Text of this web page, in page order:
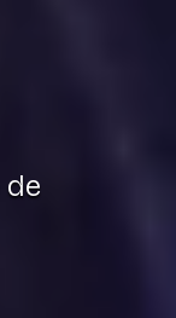
de